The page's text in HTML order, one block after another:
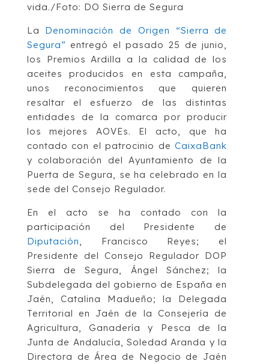
vida./Foto: DO Sierra de Segura
La Denominación de Origen “Sierra de
Segura” entregó el pasado 25 de junio,
los Premios Ardilla a la calidad de los
aceites producidos en esta campaña,
unos reconocimientos que quieren
resaltar el esfuerzo de las distintas
entidades de la comarca por producir
los mejores AOVEs. El acto, que ha
contado con el patrocinio deCaixaBank
y colaboración del Ayuntamiento de la
Puerta de Segura, se ha celebrado en la
sede del Consejo Regulador.
En el acto se ha contado con la
participación del Presidente de
Diputación, Francisco Reyes; el
Presidente del Consejo Regulador DOP
Sierra de Segura, Ángel Sánchez; la
Subdelegada del gobierno de España en
Jaén, Catalina Madueño; la Delegada
Territorial en Jaén de la Consejería de
Agricultura, Ganadería y Pesca de la
Junta de Andalucía, Soledad Aranda y la
Directora de Área de Negocio de Jaén